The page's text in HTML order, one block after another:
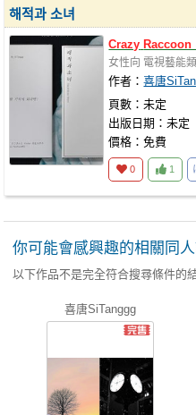
해적과 소녀
Crazy Raccoon
女性向 電視藝能類
作者：喜唐
頁數：未定
出版日期：未定
價格：免費
0 1
你可能會感興趣的相關同
以下作品不是完全符合搜尋條件的
喜唐SiTanggg